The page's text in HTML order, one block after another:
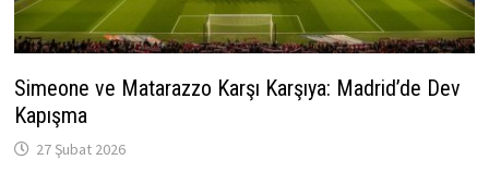
Simeone ve Matarazzo Karşı Karşıya: Madrid’de Dev
Kapışma
27 Şubat 2026